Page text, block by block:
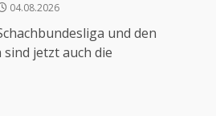
04.08.2026
und den
jetzt auch die